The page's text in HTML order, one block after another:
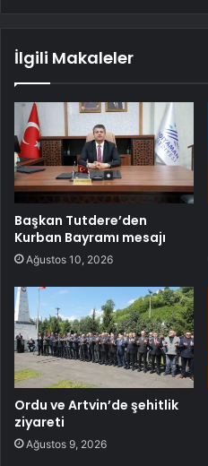
İlgili Makaleler
Başkan Tutdere’den
Kurban Bayramı mesajı
Ağustos 10, 2026
Ordu ve Artvin’de şehitlik
ziyareti
Ağustos 9, 2026